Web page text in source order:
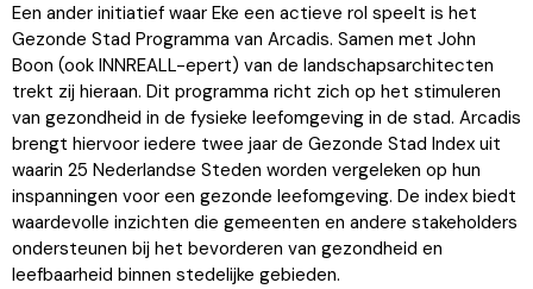
Een ander initiatief waar Eke een actieve rol speelt is het
Gezonde Stad Programma van Arcadis. Samen met John
Boon (ook INNREALL-epert) van de landschapsarchitecten
trekt zij hieraan. Dit programma richt zich op het stimuleren
van gezondheid in de fysieke leefomgeving in de stad. Arcadis
brengt hiervoor iedere twee jaar de Gezonde Stad Index uit
waarin 25 Nederlandse Steden worden vergeleken op hun
inspanningen voor een gezonde leefomgeving. De index biedt
waardevolle inzichten die gemeenten en andere stakeholders
ondersteunen bij het bevorderen van gezondheid en
leefbaarheid binnen stedelijke gebieden.